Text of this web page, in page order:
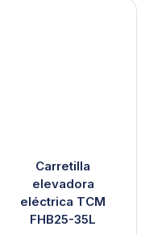
Carretilla
elevadora
eléctrica TCM
FHB25-35L